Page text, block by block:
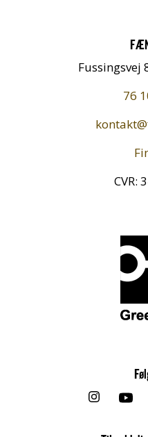
Fussingsvej
76
CVR: